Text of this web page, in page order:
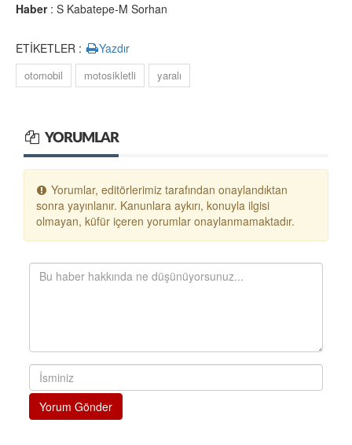
Haber: S Kabatepe-M Sorhan
ETİKETLER : Yazdır
otomobil motosikletli yaralı
YORUMLAR
Yorumlar, editörlerimiz tarafından onaylandıktan
sonra yayınlanır. Kanunlara aykırı, konuyla ilgisi
olmayan, küfür içeren yorumlar onaylanmamaktadır.
Yorum Gönder